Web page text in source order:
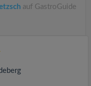
auf GastroGuide